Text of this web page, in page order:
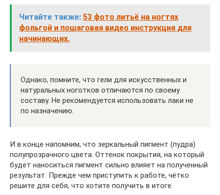
Читайте также: 53 фото литьё на ногтях
фольгой и пошаговая видео инструкция для
начинающих.
Однако, помните, что гели для искусственных и
натуральных ноготков отличаются по своему
составу. Не рекомендуется использовать лаки не
по назначению.
И в конце напомним, что зеркальный пигмент (пудра)
полупрозрачного цвета. Оттенок покрытия, на который
будет наноситься пигмент сильно влияет на полученный
результат. Прежде чем приступить к работе, чётко
решите для себя, что хотите получить в итоге.